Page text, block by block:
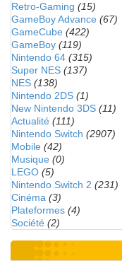
Retro-Gaming (15)
GameBoy Advance (67)
GameCube (422)
GameBoy (119)
Nintendo 64 (315)
Super NES (137)
NES (138)
Nintendo 2DS (1)
New Nintendo 3DS (11)
Actualité (111)
Nintendo Switch (2907)
Mobile (42)
Musique (0)
LEGO (5)
Nintendo Switch 2 (231)
Cinéma (3)
Plateformes (4)
Société (2)